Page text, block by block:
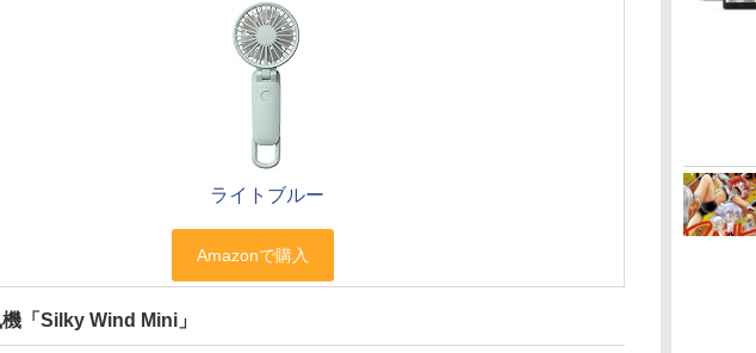
ライトブルー
「Silky Wind Mini」